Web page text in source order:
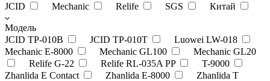
JCID
Mechanic Relife SGS Китай
Модель
JCID TP-010B
JCID TP-010T
Luowei LW-018
Mechanic E-8000
Mechanic GL100
Mechanic GL20
Relife G-22
Relife RL-035A PP
T-9000
Zhanlida E Contact
Zhanlida E-8000
Zhanlida T